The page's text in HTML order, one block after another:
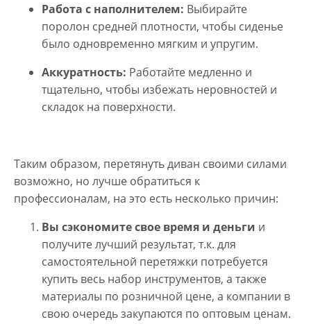
Работа с наполнителем: Выбирайте
поролон средней плотности, чтобы сиденье
было одновременно мягким и упругим.
Аккуратность: Работайте медленно и
тщательно, чтобы избежать неровностей и
складок на поверхности.
Таким образом, перетянуть диван своими силами
возможно, но лучше обратиться к
профессионалам, на это есть несколько причин:
Вы сэкономите свое время и деньги и
получите лучший результат, т.к. для
самостоятельной перетяжки потребуется
купить весь набор инструментов, а также
материалы по розничной цене, а компании в
свою очередь закупаются по оптовым ценам.